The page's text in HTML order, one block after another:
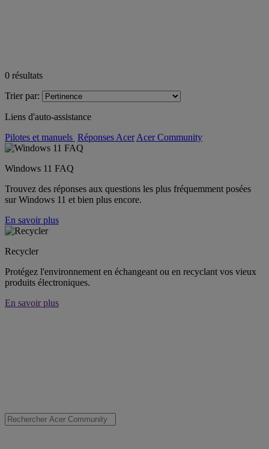
0 résultats
Trier par:
Liens d'auto-assistance
Pilotes et manuels Réponses Acer Acer Community
Windows 11 FAQ
Trouvez des réponses aux questions les plus fréquemment posées
sur Windows 11 et bien plus encore.
En savoir plus
Recycler
Protégez l'environnement en échangeant ou en recyclant vos vieux
produits électroniques.
En savoir plus